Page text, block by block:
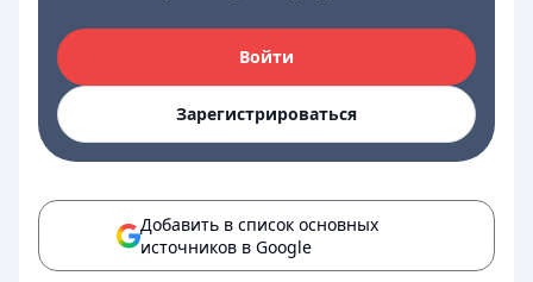
Войти
Зарегистрироваться
Добавить в список основных
источников в Google